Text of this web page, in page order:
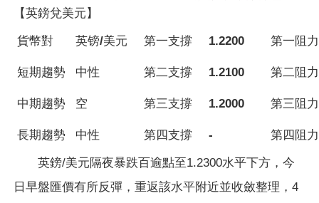
【英鎊兌美元】
貨幣對 英镑/美元 第一支撐 1.2200 第一阻力
短期趨勢 中性 第二支撐 1.2100 第二阻力
中期趨勢 空 第三支撐 1.2000 第三阻力
長期趨勢 中性 第四支撐 - 第四阻力
英鎊/美元隔夜暴跌百逾點至1.2300水平下方，今
日早盤匯價有所反彈，重返該水平附近並收斂整理，4